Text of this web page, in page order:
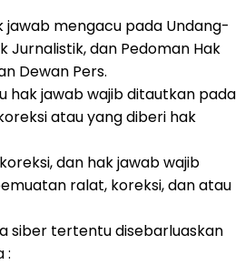
jawab mengacu pada Undang-
Jurnalistik, dan Pedoman Hak
Dewan Pers.
hak jawab wajib ditautkan pada
atau yang diberi hak
dan hak jawab wajib
ralat, koreksi, dan atau
siber tertentu disebarluaskan
: